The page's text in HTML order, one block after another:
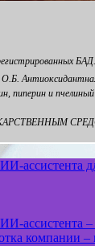
БАД.
пиперин и
ассистента
ассистента
компании –